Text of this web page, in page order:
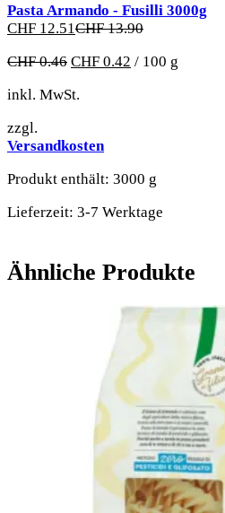
Pasta Armando - Fusilli 3000g
CHF 12.51CHF13.90
CHF0.46 CHF 0.42 / 100 g
inkl. MwSt.
zzgl.
Versandkosten
Produkt enthält: 3000 g
Lieferzeit: 3-7 Werktage
Ähnliche Produkte